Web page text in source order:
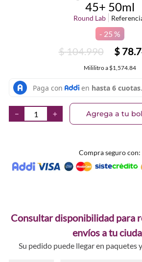
45+ 50ml
Round Lab
25 %
$104.990 $ 78.
Mililitroa $1,574.84
＋
－ Agrega a tu
Compra seguro con:
Consultar disponibilidad para
envíos a tu
Su pedido puede llegar en paquetes